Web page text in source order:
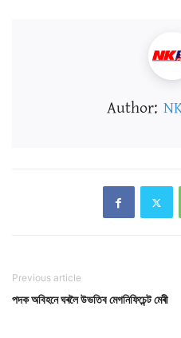
Author:
Previous article
পদক অবিহনে ঘৰলৈ উভতিব মেগনিফিচেন্ট মেৰী